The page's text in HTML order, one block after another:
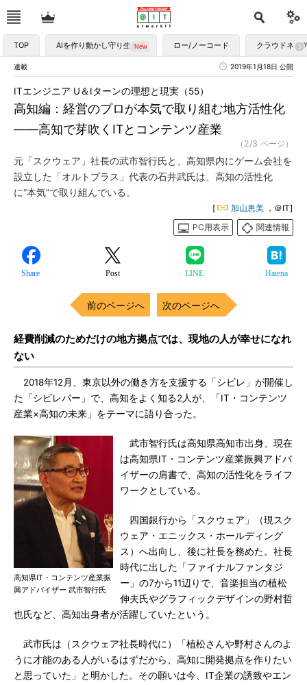
TOP AIを作り動かし守り生かす ロー/ノーコード クラウドネイ
連載 2019年1月18日 公開
高知編：経営のプロが本気で取り組む地方活性化
――高知で芽吹くITとコンテンツ産業
ITエンジニア U＆Iターンの理想と現実（55）
（2/3 ページ）
元「スクウェア」社長の武市智行氏と、高知県内にゲーム会社を
設立した「オルトプラス」代表の石井武氏は、高知の活性化
に“本気”で取り組んでいる。
[ 加山恵美 ，＠IT]
PC用表示
関連情報
Share Post LINE Hatena
前のページへ 次のページへ
経費削減のためだけの地方拠点では、現地の人が幸せになれ
ない
2018年12月、東京以外の働き方を支援する「シビレ」が開催し
た「シビレバー」で、高知をよく知る2人が、「IT・コンテンツ
産業×高知の未来」をテーマに語り合った。
高知県IT・コンテンツ産業振
興アドバイザー 武市智行氏
武市智行氏は高知県高知市出身、現在
は高知県IT・コンテンツ産業振興アドバ
イザーの肩書で、高知の活性化をライフ
ワークとしている。
四国銀行から「スクウェア」（現スク
ウェア・エニックス・ホールディング
ス）へ出向し、後に社長を務めた。社長
時代に出した「ファイナルファンタジ
ー」の7から11辺りで、音楽担当の植松
伸夫氏やグラフィックデザインの野村哲
也氏など、高知出身者が活躍していたという。
武市氏は（スクウェア社長時代に）「植松さんや野村さんのよ
うに才能のある人がいるはずだから、高知に開発拠点を作りたい
と思っていた」と明かした。その願いは今、IT企業の誘致やエン